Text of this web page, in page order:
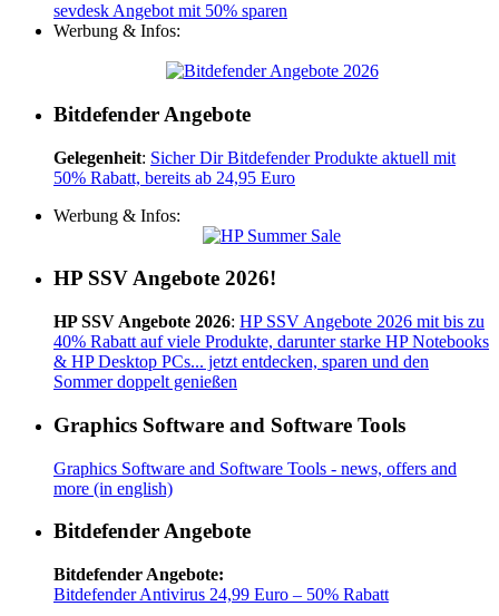
sevdesk Angebot mit 50% sparen
Werbung & Infos:
Bitdefender Angebote
Gelegenheit: Sicher Dir Bitdefender Produkte aktuell mit
50% Rabatt, bereits ab 24,95 Euro
Werbung & Infos:
HP SSV Angebote 2026!
HP SSV Angebote 2026: HP SSV Angebote 2026 mit bis zu
40% Rabatt auf viele Produkte, darunter starke HP Notebooks
& HP Desktop PCs... jetzt entdecken, sparen und den
Sommer doppelt genießen
Graphics Software and Software Tools
Graphics Software and Software Tools - news, offers and
more (in english)
Bitdefender Angebote
Bitdefender Angebote:
Bitdefender Antivirus 24,99 Euro – 50% Rabatt